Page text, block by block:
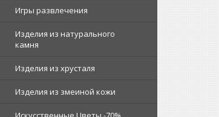
Игры развлечения
Изделия из натурального
камня
Изделия из хрусталя
Изделия из змеиной кожи